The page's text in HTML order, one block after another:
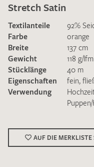
Ich bin damit
zur Beantwortung
Die
genommen und
Stretch Satin
Textilanteile
92%
Farbe
orange
Breite
137 cm
Gewicht
118 g/lfm
Stücklänge
40 m
Eigenschaften
fein,
Verwendung
AUF DIE MERKLISTE